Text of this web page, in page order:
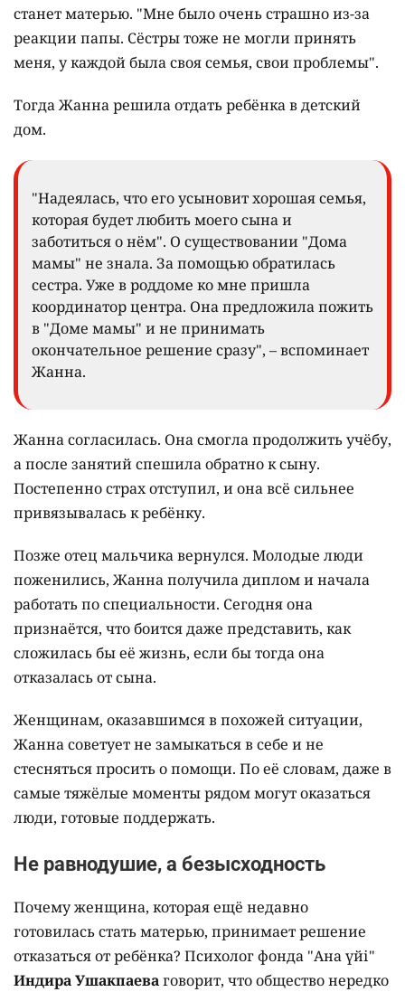
станет матерью. "Мне было очень страшно из-за
реакции папы. Сёстры тоже не могли принять
меня, у каждой была своя семья, свои проблемы".
Тогда Жанна решила отдать ребёнка в детский
дом.
"Надеялась, что его усыновит хорошая семья,
которая будет любить моего сына и
заботиться о нём". О существовании "Дома
мамы" не знала. За помощью обратилась
сестра. Уже в роддоме ко мне пришла
координатор центра. Она предложила пожить
в "Доме мамы" и не принимать
окончательное решение сразу", – вспоминает
Жанна.
Жанна согласилась. Она смогла продолжить учёбу,
а после занятий спешила обратно к сыну.
Постепенно страх отступил, и она всё сильнее
привязывалась к ребёнку.
Позже отец мальчика вернулся. Молодые люди
поженились, Жанна получила диплом и начала
работать по специальности. Сегодня она
признаётся, что боится даже представить, как
сложилась бы её жизнь, если бы тогда она
отказалась от сына.
Женщинам, оказавшимся в похожей ситуации,
Жанна советует не замыкаться в себе и не
стесняться просить о помощи. По её словам, даже в
самые тяжёлые моменты рядом могут оказаться
люди, готовые поддержать.
Не равнодушие, а безысходность
Почему женщина, которая ещё недавно
готовилась стать матерью, принимает решение
отказаться от ребёнка? Психолог фонда "Ана үйі"
Индира Ушакпаеваговорит, что общество нередко